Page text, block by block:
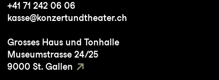
+41 71 242 06 06
kasse@konzertundtheater.ch
Grosses Haus und Tonhalle
Museumstrasse 24/25
9000 St. Gallen